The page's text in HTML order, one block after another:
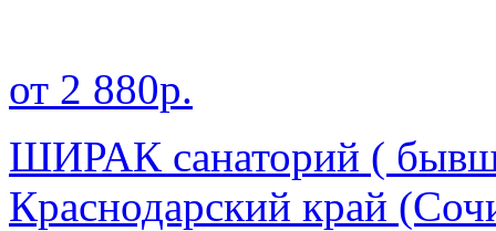
от 2 880р.
ШИРАК санаторий (
Краснодарский край